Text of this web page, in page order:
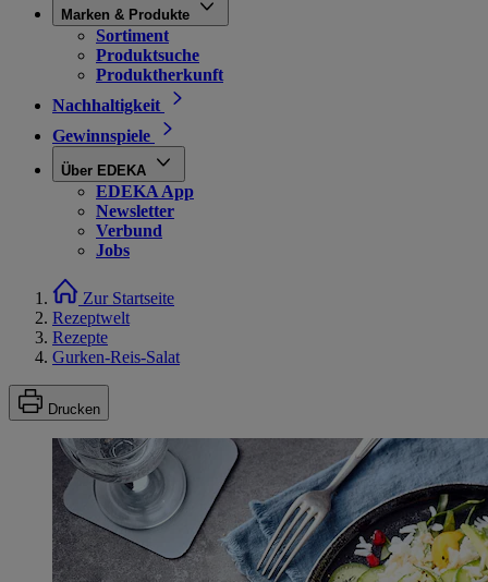
Marken & Produkte
Sortiment
Produktsuche
Produktherkunft
Nachhaltigkeit
Gewinnspiele
Über EDEKA
EDEKA App
Newsletter
Verbund
Jobs
Zur Startseite
Rezeptwelt
Rezepte
Gurken-Reis-Salat
Drucken